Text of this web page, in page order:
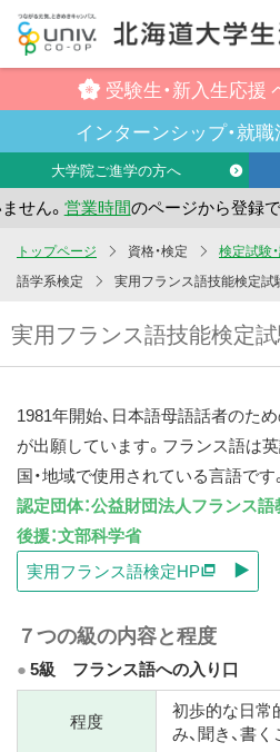
コ
ン
受験生・新入生応援
インターンシップ・就職
大学院ご進学の方へ
業時間のページから登録できます。
トップページ 資格・検定
検定試験
語学系検定
実用フランス語技能検定試
実用フランス語技能検定
1981年開始、日本語母語話者のた
が出願しています。フランス語は
国・地域で使用されている言語です
認定団体：公益財団法人フランス
後援：文部科学省
実用フランス語検定HP
７つの級の内容と程度
5級 フランス語への入り口
程度
初歩的な日常
み、聞き、書